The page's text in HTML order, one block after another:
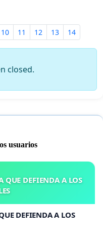
10 11 12 13 14
closed.
usuarios
QUE DEFIENDA A LOS
DEFIENDA A LOS